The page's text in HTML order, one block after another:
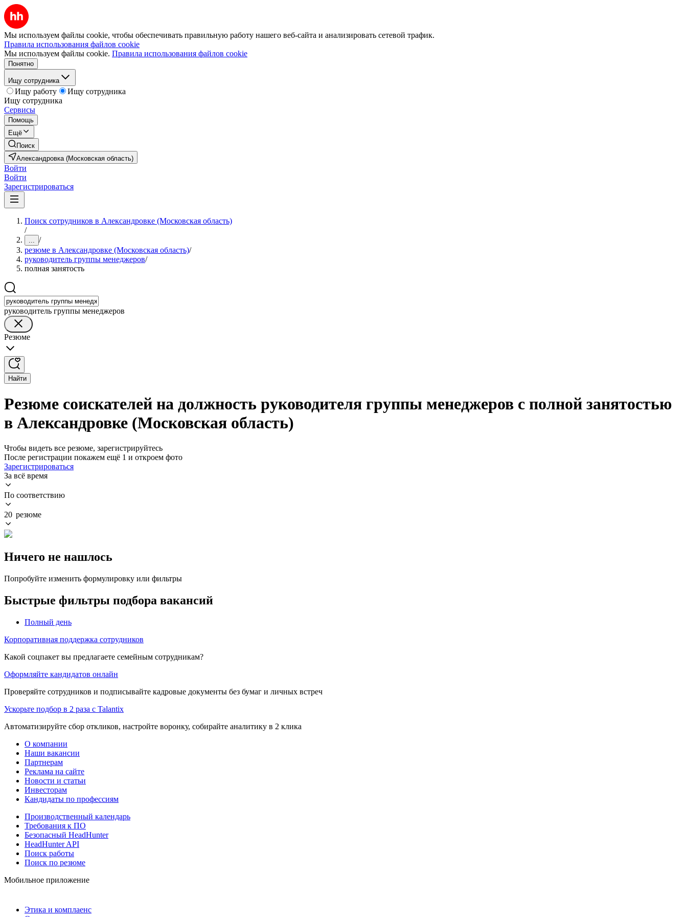
Мы используем файлы cookie, чтобы обеспечивать правильную работу нашего веб-сайта и анализировать сетевой трафик.
Правила использования файлов cookie
Мы используем файлы cookie. Правила использования файлов cookie
Понятно
Ищу сотрудника
Ищу работу
Ищу сотрудника
Ищу сотрудника
Сервисы
Помощь
Ещё
Поиск
Александровка (Московская область)
Войти
Войти
Зарегистрироваться
Поиск сотрудников в Александровке (Московская область)
/
... /
резюме в Александровке (Московская область)/
руководитель группы менеджеров/
полная занятость
руководитель группы менеджеров
Резюме
Найти
Резюме соискателей на должность руководителя группы менеджеров с полной занятостью
в Александровке (Московская область)
Чтобы видеть все резюме, зарегистрируйтесь
После регистрации покажем ещё 1 и откроем фото
Зарегистрироваться
За всё время
По соответствию
20 резюме
Ничего не нашлось
Попробуйте изменить формулировку или фильтры
Быстрые фильтры подбора вакансий
Полный день
Корпоративная поддержка сотрудников
Какой соцпакет вы предлагаете семейным сотрудникам?
Оформляйте кандидатов онлайн
Проверяйте сотрудников и подписывайте кадровые документы без бумаг и личных встреч
Ускорьте подбор в 2 раза с Talantix
Автоматизируйте сбор откликов, настройте воронку, собирайте аналитику в 2 клика
О компании
Наши вакансии
Партнерам
Реклама на сайте
Новости и статьи
Инвесторам
Кандидаты по профессиям
Производственный календарь
Требования к ПО
Безопасный HeadHunter
HeadHunter API
Поиск работы
Поиск по резюме
Мобильное приложение
Этика и комплаенс